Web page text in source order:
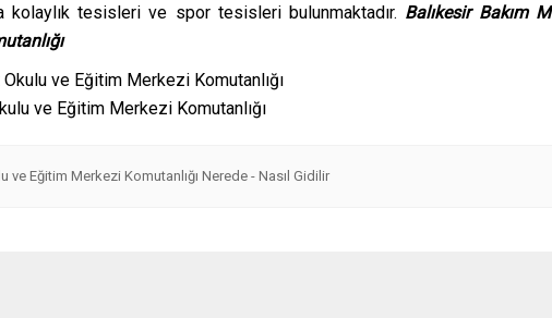
kolaylık tesisleri ve spor tesisleri bulunmaktadır. Balıkesir Bakım
ve Eğitim Merkezi Komutanlığı
ve Eğitim Merkezi Komutanlığı Nerede - Nasıl Gidilir